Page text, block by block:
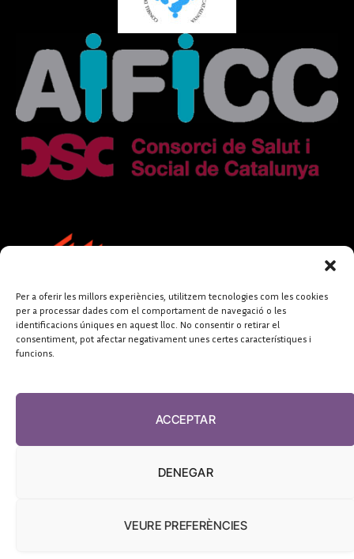
Per a oferir les millors experiències, utilitzem tecnologies com les cookies
per a processar dades com el comportament de navegació o les
identificacions úniques en aquest lloc. No consentir o retirar el
consentiment, pot afectar negativament unes certes característiques i
funcions.
ACCEPTAR
DENEGAR
VEURE PREFERÈNCIES
FUNDACIÓ